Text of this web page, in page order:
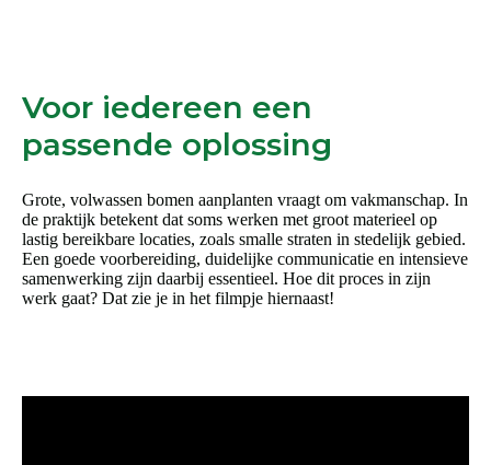
Voor iedereen een
passende oplossing
Grote, volwassen bomen aanplanten vraagt om vakmanschap. In
de praktijk betekent dat soms werken met groot materieel op
lastig bereikbare locaties, zoals smalle straten in stedelijk gebied.
Een goede voorbereiding, duidelijke communicatie en intensieve
samenwerking zijn daarbij essentieel. Hoe dit proces in zijn
werk gaat? Dat zie je in het filmpje hiernaast!